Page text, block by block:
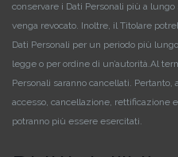
conservare i Dati Personali più a
venga revocato. Inoltre, il Titolare
Dati Personali per un periodo più
legge o per ordine di un’autorità.Al
Personali saranno cancellati.
accesso, cancellazione, rettificazione
potranno più essere esercitati.